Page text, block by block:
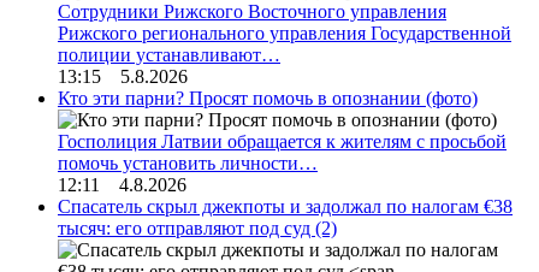
Сотрудники Рижского Восточного управления
Рижского регионального управления Государственной
полиции устанавливают…
13:15 5.8.2026
Кто эти парни? Просят помочь в опознании (фото)
Госполиция Латвии обращается к жителям с просьбой
помочь установить личности…
12:11 4.8.2026
Спасатель скрыл джекпоты и задолжал по налогам €38
тысяч: его отправляют под суд (2)